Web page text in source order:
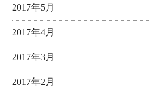
2017年5月
2017年4月
2017年3月
2017年2月